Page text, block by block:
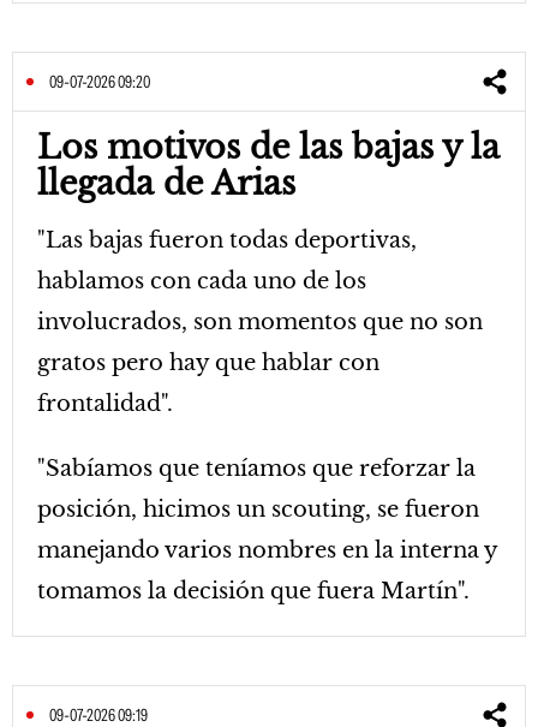
09-07-2026 09:20
Los motivos de las bajas y la
llegada de Arias
"Las bajas fueron todas deportivas,
hablamos con cada uno de los
involucrados, son momentos que no son
gratos pero hay que hablar con
frontalidad".
"Sabíamos que teníamos que reforzar la
posición, hicimos un scouting, se fueron
manejando varios nombres en la interna y
tomamos la decisión que fuera Martín".
09-07-2026 09:19